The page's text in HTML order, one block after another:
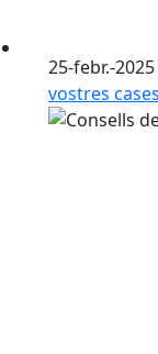
25-febr.-2025
vostres